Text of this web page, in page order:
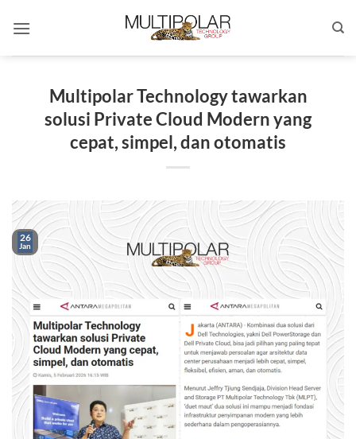
Multipolar Technology tawarkan
solusi Private Cloud Modern yang
cepat, simpel, dan otomatis
26
Jan